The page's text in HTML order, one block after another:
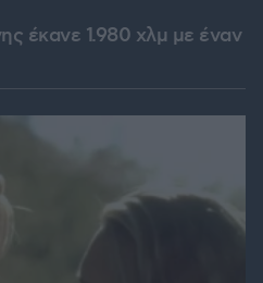
έκανε 1.980 χλμ με έναν